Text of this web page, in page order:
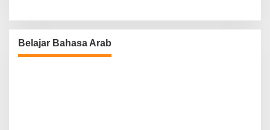
Belajar Bahasa Arab